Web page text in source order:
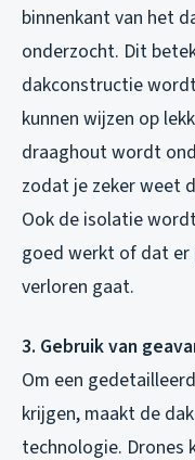
binnenkant van het
onderzocht. Dit
dakconstructie
kunnen wijzen op
draaghout wordt
zodat je zeker weet
Ook de isolatie
goed werkt of dat er
verloren gaat.
3. Gebruik van
Om een
krijgen, maakt de
technologie. Drones